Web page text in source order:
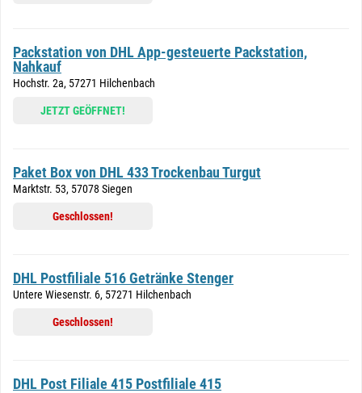
Packstation von DHL App-gesteuerte Packstation,
Nahkauf
Hochstr. 2a, 57271 Hilchenbach
JETZT GEÖFFNET!
Paket Box von DHL 433 Trockenbau Turgut
Marktstr. 53, 57078 Siegen
Geschlossen!
DHL Postfiliale 516 Getränke Stenger
Untere Wiesenstr. 6, 57271 Hilchenbach
Geschlossen!
DHL Post Filiale 415 Postfiliale 415